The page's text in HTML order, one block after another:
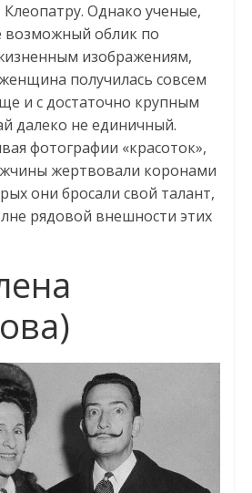
Однако ученые,
возможный облик по
изображениям,
получилась совсем
и с достаточно крупным
далеко не единичный.
фотографии «красоток»,
жертвовали коронами
они бросали свой талант,
рядовой внешности этих